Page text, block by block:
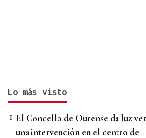
Lo más visto
El Concello de Ourense da luz
una intervención en el centro de